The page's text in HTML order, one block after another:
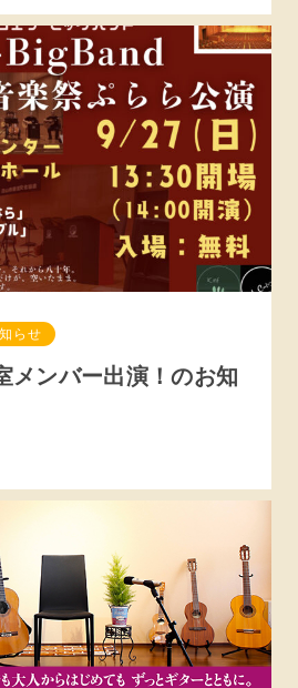
らせ
メンバー出演！のお知